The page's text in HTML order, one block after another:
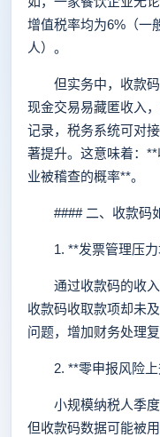
增值税率均为6%（一
人）。
但实务中，收款码
现金交易易藏匿收入
记录，税务系统可对
著提升。这意味着：
业被稽查的概率**。
#### 二、收款码如
1. **发票管理压力
通过收款码的收入
收款码收取款项却未
问题，增加财务处理复
2. **零申报风险上
小规模纳税人季度
但收款码数据可能被